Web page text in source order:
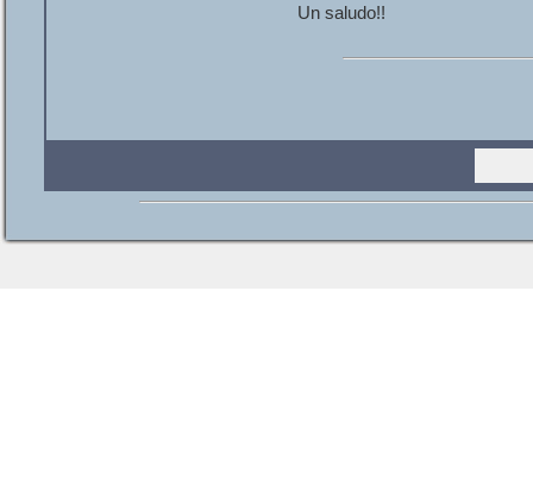
Un saludo!!